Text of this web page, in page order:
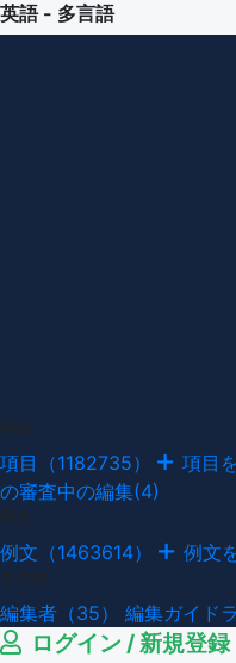
英語 - 多言語
項目（1182735） 項目
の審査中の編集(4)
例文（1463614） 例文
編集者（35） 編集ガイド
ログイン / 新規登録